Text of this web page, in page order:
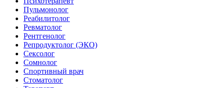
Пульмонолог
Реабилитолог
Ревматолог
Рентгенолог
Репродуктолог (ЭКО)
Сексолог
Сомнолог
Спортивный врач
Стоматолог